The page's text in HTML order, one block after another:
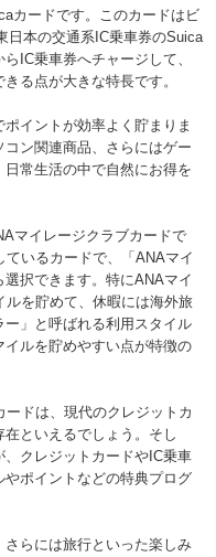
カードです。このカードはビ
日本の交通系IC乗車券のSuica
IC乗車券へチャージして、
る点が大きな特長です。
イントが効率よく貯まりま
ン関連商品、さらにはゲー
常生活の中で自然にお得を
マイレージクラブカードで
いるカードで、「ANAマイ
択できます。特にANAマイ
ルを貯めて、休暇には海外旅
」と呼ばれる利用スタイル
ルを貯めやすい点が特徴の
ドは、現代のクレジットカ
といえるでしょう。そし
クレジットカードやIC乗車
ポイントなどの特典プログ
さらには旅行といった楽しみ